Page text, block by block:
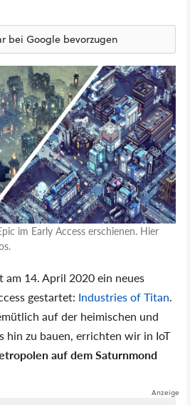
bei Google bevorzugen
im Early Access erschienen. Hier
am 14. April 2020 ein neues
gestartet: Industries of Titan.
auf der heimischen und
hin zu bauen, errichten wir in IoT
auf dem Saturnmond